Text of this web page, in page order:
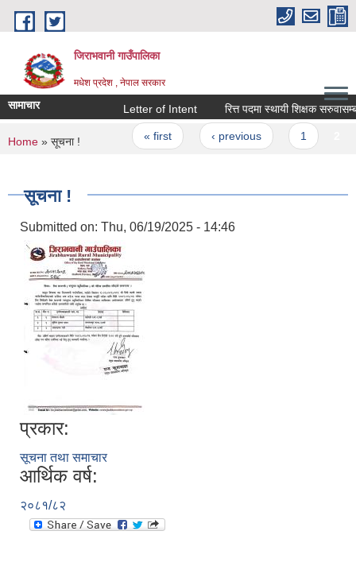
Skip to main content
जिराभवानी गाउँपालिका
मधेश प्रदेश , नेपाल सरकार
सामाचार Letter of Intent रित्त पदमा स्थायी शिक्षक
Pages
« first ‹ previous
You are here
Home » सूचना !
सूचना !
Submitted on: Thu, 06/19/2025 - 14:46
प्रकार:
सूचना तथा समाचार
आर्थिक वर्ष:
२०८१/८२